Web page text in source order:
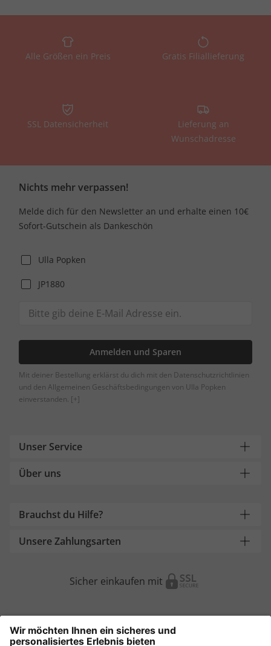
Alle Größen ein Preis Gratis Filiallieferung
SSL Datensicherheit
Lieferung an
Wunschadresse
Nichts mehr verpassen!
Melde dich für den Newsletter an und erhalte einen 10€
Sofort-Gutschein als Dankeschön
Ulla Popken
JP1880
Anmelden und Sparen
Mit deiner Bestellung erklärst du dich mit den Datenschutzrichtlinien
und den Allgemeinen Geschäftsbedingungen von Ulla Popken
einverstanden. [+]
Unser Service
Über uns
Brauchst du Hilfe?
Unsere Zahlungsarten
Sicher einkaufen mit
Weitere Onlineshops